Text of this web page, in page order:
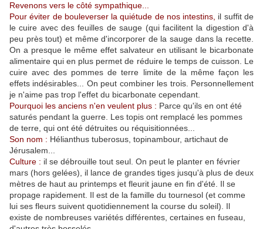
Revenons vers le côté sympathique...
Pour éviter de bouleverser la quiétude de nos intestins, il suffit de
le cuire avec des feuilles de sauge (qui facilitent la digestion d'à
peu près tout) et même d'incorporer de la sauge dans la recette.
On a presque le même effet salvateur en utilisant le bicarbonate
alimentaire qui en plus permet de réduire le temps de cuisson. Le
cuire avec des pommes de terre limite de la même façon les
effets indésirables... On peut combiner les trois. Personnellement
je n'aime pas trop l'effet du bicarbonate cependant.
Pourquoi les anciens n'en veulent plus : Parce qu'ils en ont été
saturés pendant la guerre. Les topis ont remplacé les pommes
de terre, qui ont été détruites ou réquisitionnées...
Son nom : Hélianthus tuberosus, topinambour, artichaut de
Jérusalem...
Culture : il se débrouille tout seul. On peut le planter en février
mars (hors gelées), il lance de grandes tiges jusqu'à plus de deux
mètres de haut au printemps et fleurit jaune en fin d'été. Il se
propage rapidement. Il est de la famille du tournesol (et comme
lui ses fleurs suivent quotidiennement la course du soleil). Il
existe de nombreuses variétés différentes, certaines en fuseau,